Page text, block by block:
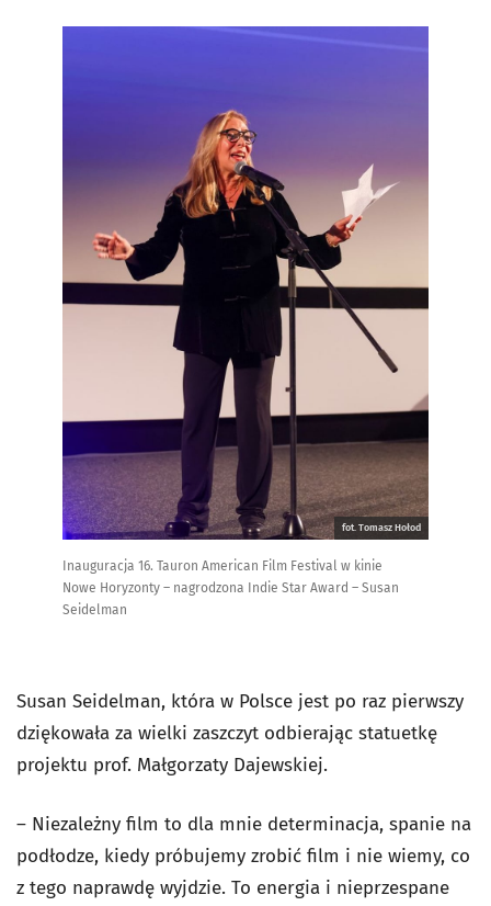
fot. Tomasz Hołod
Inauguracja 16. Tauron American Film Festival w kinie
Nowe Horyzonty – nagrodzona Indie Star Award – Susan
Seidelman
Susan Seidelman, która w Polsce jest po raz pierwszy
dziękowała za wielki zaszczyt odbierając statuetkę
projektu prof. Małgorzaty Dajewskiej.
– Niezależny film to dla mnie determinacja, spanie na
podłodze, kiedy próbujemy zrobić film i nie wiemy, co
z tego naprawdę wyjdzie. To energia i nieprzespane